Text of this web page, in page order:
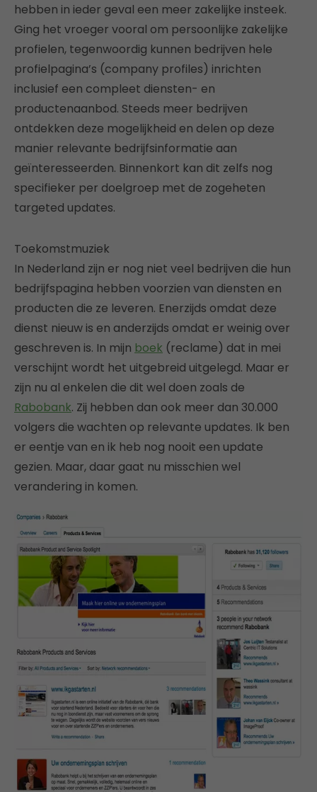
hebben in ieder geval een meer zakelijke insteek.
Ging het vroeger vooral om persoonlijke zakelijke
profielen, tegenwoordig kunnen bedrijven hele
profielpagina’s (company profiles) inrichten
inclusief een compleet diensten- en
productenaanbod. Steeds meer bedrijven
ontdekken deze mogelijkheid en delen op deze
manier relevante bedrijfsinformatie aan
geïnteresseerden. Binnenkort kan dit zelfs nog
specifieker per doelgroep met de zogeheten
targeted updates.
Toekomstmuziek
In Nederland zijn er nog niet veel bedrijven die hun
bedrijfspagina hebben voorzien van diensten en
producten die ze leveren. Enerzijds omdat deze
dienst nieuw is en anderzijds omdat er weinig over
geschreven is. In mijn boek (reclame) dat in mei
verschijnt wordt het uitgebreid uitgelegd. Maar er
zijn nu al enkelen die dit wel doen zoals de
Rabobank. Zij hebben dan ook meer dan 30.000
volgers die wachten op relevante updates. Ik ben
er eentje van en ik heb nog nooit een update
gezien. Maar, daar gaat nu misschien wel
verandering in komen.